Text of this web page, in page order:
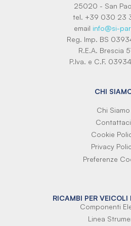
25020 - San
tel. +39 030 23
email info@si-
Reg. Imp. BS
R.E.A. Brescia
P.Iva. e C.F.
CHI
Chi Siamo
Contattaci
Cookie
Privacy
Preferenze
RICAMBI PER VEICOLI
Componenti
Linea